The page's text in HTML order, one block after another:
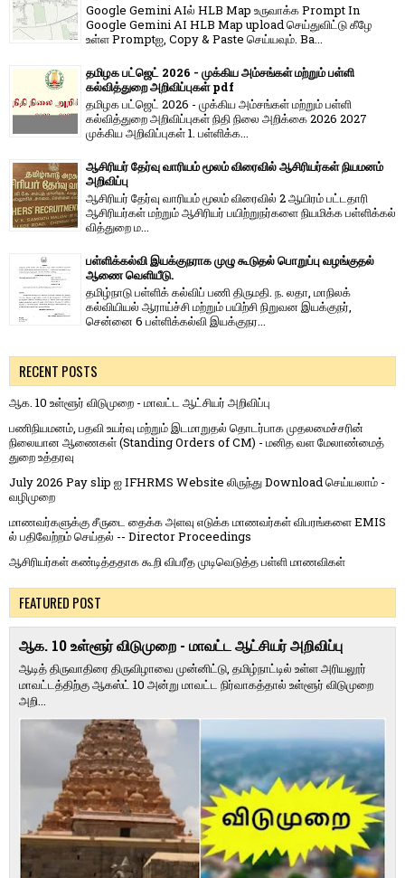
Google Gemini AIல் HLB Map உருவாக்க Prompt In
Google Gemini AI HLB Map upload செய்துவிட்டு கீழே
உள்ள Promptஐ, Copy & Paste செய்யவும். Ba...
தமிழக பட்ஜெட் 2026 - முக்கிய அம்சங்கள் மற்றும் பள்ளி
கல்வித்துறை அறிவிப்புகள் pdf
தமிழக பட்ஜெட் 2026 - முக்கிய அம்சங்கள் மற்றும் பள்ளி
கல்வித்துறை அறிவிப்புகள் நிதி நிலை அறிக்கை 2026 2027
முக்கிய அறிவிப்புகள் 1. பள்ளிக்க...
ஆசிரியர் தேர்வு வாரியம் மூலம் விரைவில் ஆசிரியர்கள் நியமனம்
அறிவிப்பு
ஆசிரியர் தேர்வு வாரி​யம் மூலம் விரை​வில் 2 ஆயிரம் பட்​ட​தாரி
ஆசிரியர்​கள் மற்​றும் ஆசிரியர் பயிற்றுநர்​களை நியமிக்க பள்​ளிக்​கல்​
வித்​துறை ம...
பள்ளிக்கல்வி இயக்குநராக முழு கூடுதல் பொறுப்பு வழங்குதல்
ஆணை வெளியீடு.
தமிழ்நாடு பள்ளிக் கல்விப் பணி திருமதி. ந. லதா, மாநிலக்
கல்வியியல் ஆராய்ச்சி மற்றும் பயிற்சி நிறுவன இயக்குநர்,
சென்னை 6 பள்ளிக்கல்வி இயக்குநர...
RECENT POSTS
ஆக. 10 உள்ளூர் விடுமுறை - மாவட்ட ஆட்சியர் அறிவிப்பு
பணிநியமனம், பதவி உயர்வு மற்றும் இடமாறுதல் தொடர்பாக முதலமைச்சரின்
நிலையான ஆணைகள் (Standing Orders of CM) - மனித வள மேலாண்மைத்
துறை உத்தரவு
July 2026 Pay slip ஐ IFHRMS Website லிருந்து Download செய்யலாம் -
வழிமுறை
மாணவர்களுக்கு சீருடை தைக்க அளவு எடுக்க மாணவர்கள் விபரங்களை EMIS
ல் பதிவேற்றம் செய்தல் -- Director Proceedings
ஆசிரியர்கள் கண்டித்ததாக கூறி விபரீத முடிவெடுத்த பள்ளி மாணவிகள்
FEATURED POST
ஆக. 10 உள்ளூர் விடுமுறை - மாவட்ட ஆட்சியர் அறிவிப்பு
ஆடித் திருவாதிரை திருவிழாவை முன்னிட்டு, தமிழ்நாட்டில் உள்ள அரியலூர்
மாவட்டத்திற்கு ஆகஸ்ட் 10 அன்று மாவட்ட நிர்வாகத்தால் உள்ளூர் விடுமுறை
அறி...